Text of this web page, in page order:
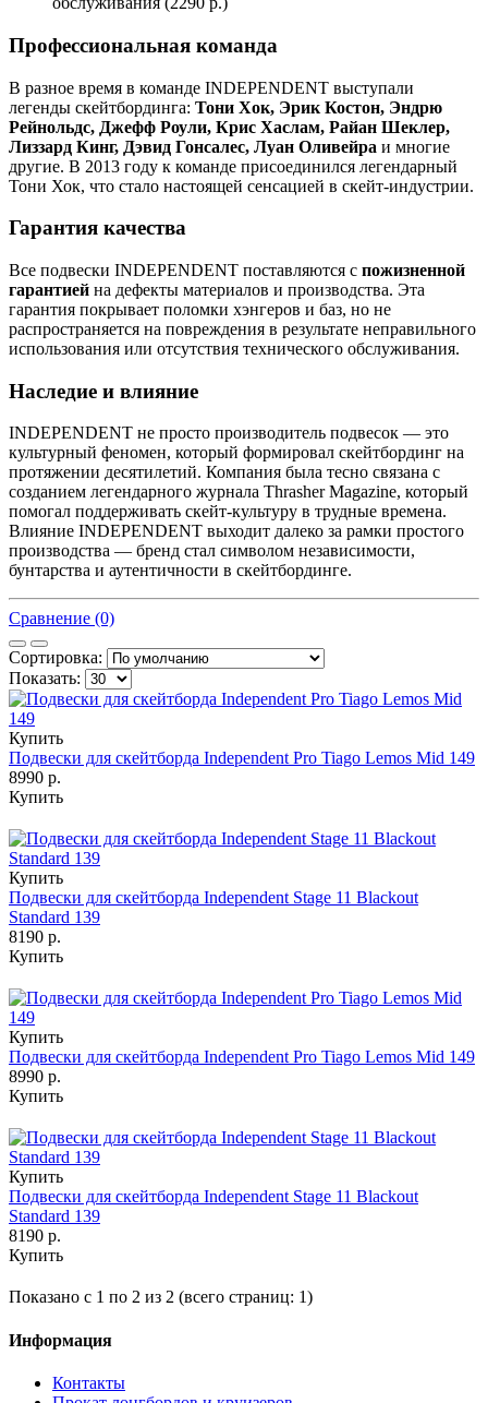
Профессиональная команда
В разное время в команде INDEPENDENT выступали
легенды скейтбординга: Тони Хок, Эрик Костон, Эндрю
Рейнольдс, Джефф Роули, Крис Хаслам, Райан Шеклер,
Лиззард Кинг, Дэвид Гонсалес, Луан Оливейра и многие
другие. В 2013 году к команде присоединился легендарный
Тони Хок, что стало настоящей сенсацией в скейт-индустрии.
Гарантия качества
Все подвески INDEPENDENT поставляются с пожизненной
гарантией на дефекты материалов и производства. Эта
гарантия покрывает поломки хэнгеров и баз, но не
распространяется на повреждения в результате неправильного
использования или отсутствия технического обслуживания.
Наследие и влияние
INDEPENDENT не просто производитель подвесок — это
культурный феномен, который формировал скейтбординг на
протяжении десятилетий. Компания была тесно связана с
созданием легендарного журнала Thrasher Magazine, который
помогал поддерживать скейт-культуру в трудные времена.
Влияние INDEPENDENT выходит далеко за рамки простого
производства — бренд стал символом независимости,
бунтарства и аутентичности в скейтбординге.
Сравнение (0)
Сортировка:
Показать:
Купить
Подвески для скейтборда Independent Pro Tiago Lemos Mid 149
8990 р.
Купить
Купить
Подвески для скейтборда Independent Stage 11 Blackout
Standard 139
8190 р.
Купить
Купить
Подвески для скейтборда Independent Pro Tiago Lemos Mid 149
8990 р.
Купить
Купить
Подвески для скейтборда Independent Stage 11 Blackout
Standard 139
8190 р.
Купить
Показано с 1 по 2 из 2 (всего страниц: 1)
Информация
Контакты